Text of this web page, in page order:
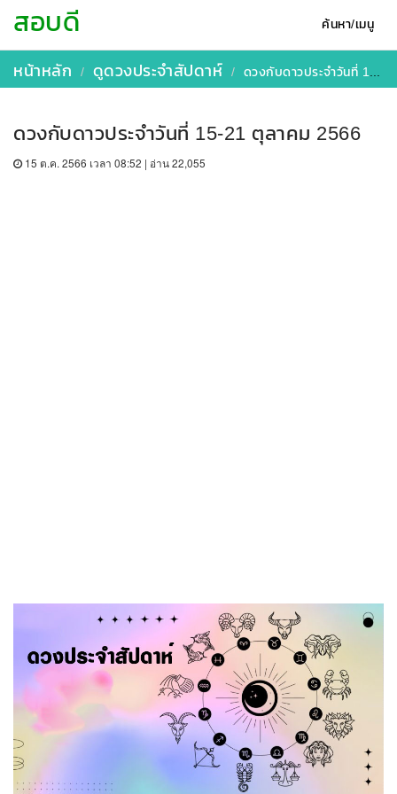
ค้นหา/เมนู
สอบดี
หน้าหลัก ดูดวงประจำสัปดาห์ ดวงกับดาวประจำวันที่ 15-21 ตุลาคม 2566
ดวงกับดาวประจำวันที่ 15-21 ตุลาคม 2566
15 ต.ค. 2566 เวลา 08:52 | อ่าน 22,055